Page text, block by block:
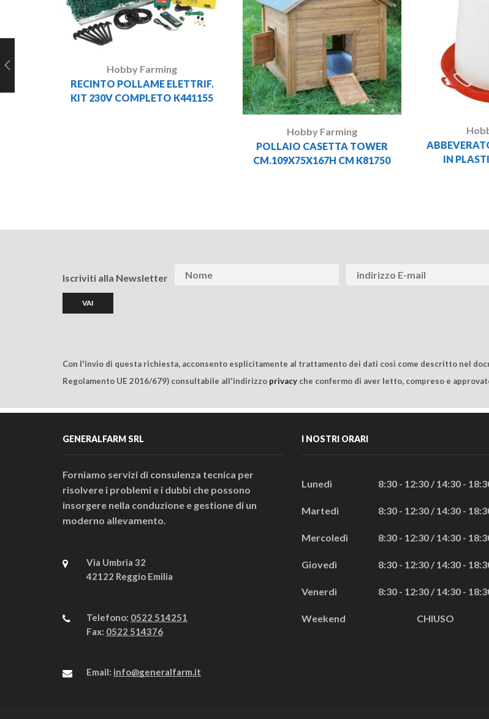
Hobby Farming
RECINTO POLLAME ELETTRIF.
KIT 230V COMPLETO K441155
Hobby Farming
POLLAIO CASETTA TOWER
CM.109X75X167H CM K81750
IN
Iscriviti alla Newsletter
Con l'invio di questa richiesta, acconsento esplicitamente al trattamento dei dati così come descritto nel
Regolamento UE 2016/679) consultabile all'indirizzo privacy che confermo di aver letto, compreso e
GENERALFARM SRL
Forniamo servizi di consulenza tecnica per
risolvere i problemi e i dubbi che possono
insorgere nella conduzione e gestione di un
moderno allevamento.
Via Umbria 32
42122 Reggio Emilia
Telefono: 0522 514251
Fax: 0522 514376
Email: info@generalfarm.it
I NOSTRI ORARI
Lunedì 8:30 - 12:30 / 14:30 -
Martedì 8:30 - 12:30 / 14:30 -
Mercoledì 8:30 - 12:30 / 14:30 -
Giovedì 8:30 - 12:30 / 14:30 -
Venerdì 8:30 - 12:30 / 14:30 -
Weekend CHIUSO